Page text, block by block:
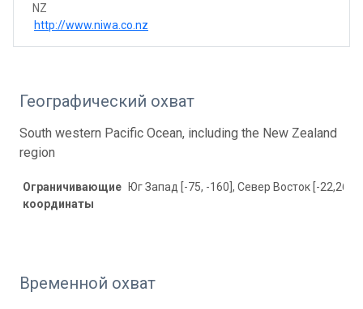
NZ
http://www.niwa.co.nz
Географический охват
South western Pacific Ocean, including the New Zealand
region
Ограничивающие
координаты
Юг Запад [-75, -160], Север Восток [-22,267,
Временной охват